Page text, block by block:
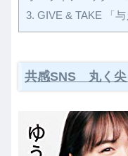
3. GIVE & TAKE 「
共感SNS 丸く尖